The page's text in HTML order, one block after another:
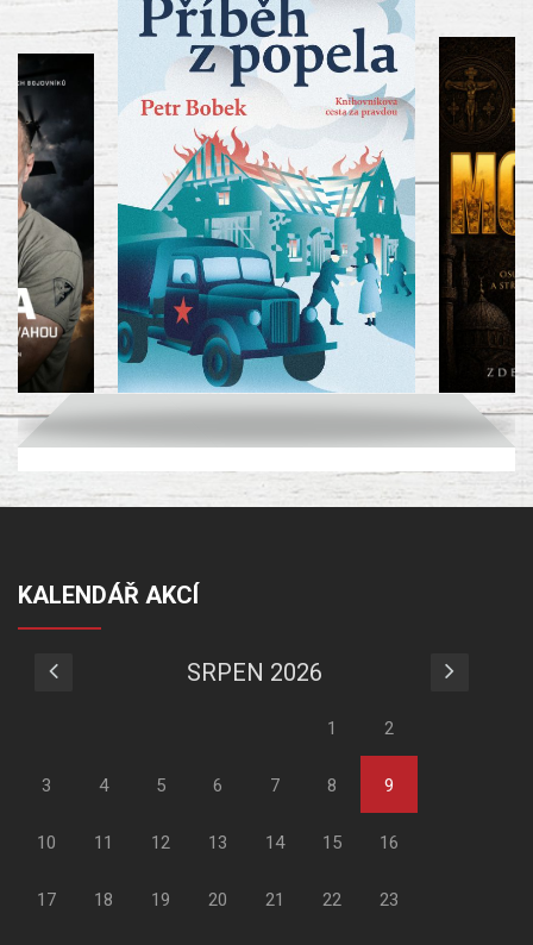
KALENDÁŘ AKCÍ
SRPEN 2026
1 2
3 4 5 6 7 8 9
10 11 12 13 14 15 16
17 18 19 20 21 22 23